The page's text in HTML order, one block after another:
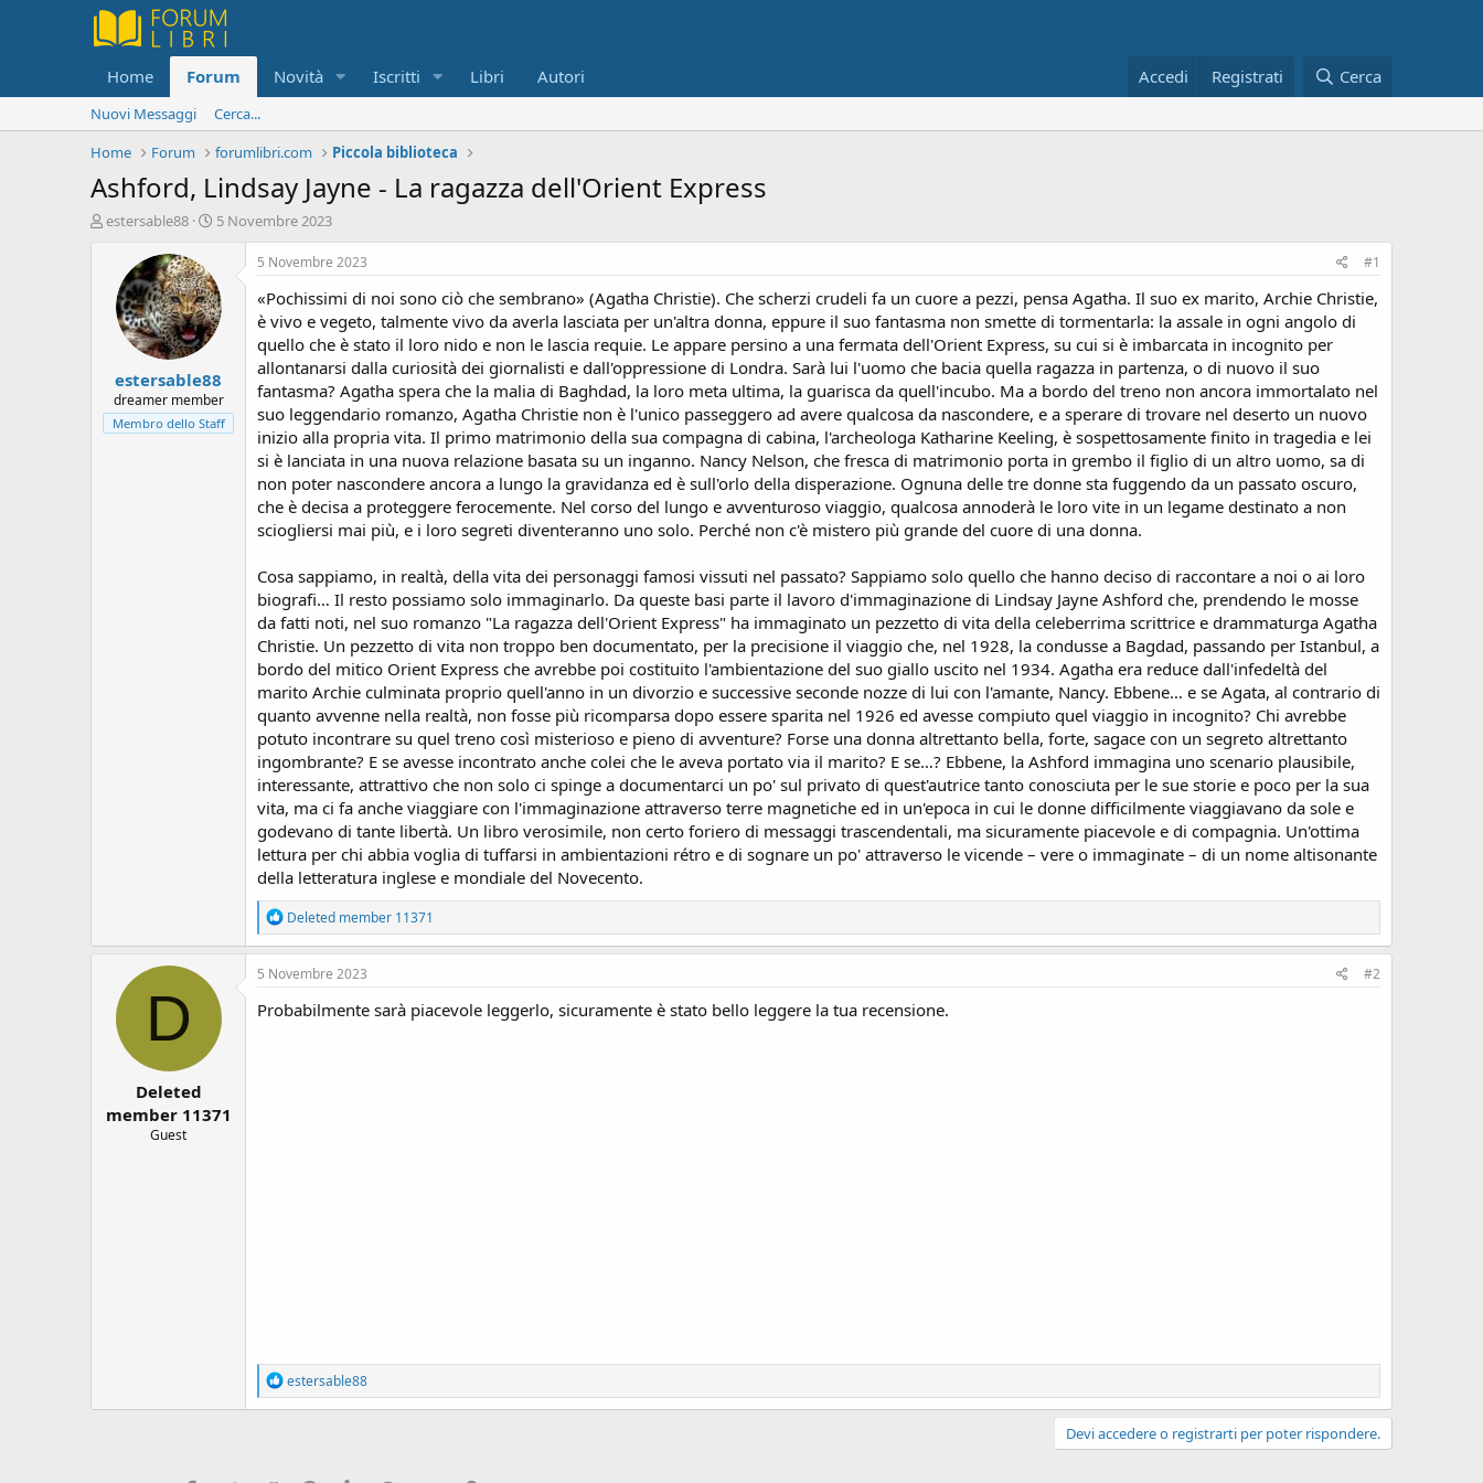
Home Forum Novità Iscritti Libri Autori Accedi Registrati Cerca
Nuovi Messaggi
Cerca...
Home
Forum forumlibri.com Piccola biblioteca
Ashford, Lindsay Jayne - La ragazza dell'Orient Express
C
s
c
estersable88
D
a
d
i
i
z
i
o
5 Novembre 2023
estersable88
dreamer member
Membro dello Staff
5 Novembre 2023 #1
«Pochissimi di noi sono ciò che sembrano» (Agatha Christie). Che scherzi crudeli fa un cuore a pezzi, pensa Agatha. Il suo ex marito, Archie Christie,
è vivo e vegeto, talmente vivo da averla lasciata per un'altra donna, eppure il suo fantasma non smette di tormentarla: la assale in ogni angolo di
quello che è stato il loro nido e non le lascia requie. Le appare persino a una fermata dell'Orient Express, su cui si è imbarcata in incognito per
allontanarsi dalla curiosità dei giornalisti e dall'oppressione di Londra. Sarà lui l'uomo che bacia quella ragazza in partenza, o di nuovo il suo
fantasma? Agatha spera che la malia di Baghdad, la loro meta ultima, la guarisca da quell'incubo. Ma a bordo del treno non ancora immortalato nel
suo leggendario romanzo, Agatha Christie non è l'unico passeggero ad avere qualcosa da nascondere, e a sperare di trovare nel deserto un nuovo
inizio alla propria vita. Il primo matrimonio della sua compagna di cabina, l'archeologa Katharine Keeling, è sospettosamente finito in tragedia e lei
si è lanciata in una nuova relazione basata su un inganno. Nancy Nelson, che fresca di matrimonio porta in grembo il figlio di un altro uomo, sa di
non poter nascondere ancora a lungo la gravidanza ed è sull'orlo della disperazione. Ognuna delle tre donne sta fuggendo da un passato oscuro,
che è decisa a proteggere ferocemente. Nel corso del lungo e avventuroso viaggio, qualcosa annoderà le loro vite in un legame destinato a non
sciogliersi mai più, e i loro segreti diventeranno uno solo. Perché non c'è mistero più grande del cuore di una donna.
Cosa sappiamo, in realtà, della vita dei personaggi famosi vissuti nel passato? Sappiamo solo quello che hanno deciso di raccontare a noi o ai loro
biografi… Il resto possiamo solo immaginarlo. Da queste basi parte il lavoro d'immaginazione di Lindsay Jayne Ashford che, prendendo le mosse
da fatti noti, nel suo romanzo "La ragazza dell'Orient Express" ha immaginato un pezzetto di vita della celeberrima scrittrice e drammaturga Agatha
Christie. Un pezzetto di vita non troppo ben documentato, per la precisione il viaggio che, nel 1928, la condusse a Bagdad, passando per Istanbul, a
bordo del mitico Orient Express che avrebbe poi costituito l'ambientazione del suo giallo uscito nel 1934. Agatha era reduce dall'infedeltà del
marito Archie culminata proprio quell'anno in un divorzio e successive seconde nozze di lui con l'amante, Nancy. Ebbene… e se Agata, al contrario di
quanto avvenne nella realtà, non fosse più ricomparsa dopo essere sparita nel 1926 ed avesse compiuto quel viaggio in incognito? Chi avrebbe
potuto incontrare su quel treno così misterioso e pieno di avventure? Forse una donna altrettanto bella, forte, sagace con un segreto altrettanto
ingombrante? E se avesse incontrato anche colei che le aveva portato via il marito? E se…? Ebbene, la Ashford immagina uno scenario plausibile,
interessante, attrattivo che non solo ci spinge a documentarci un po' sul privato di quest'autrice tanto conosciuta per le sue storie e poco per la sua
vita, ma ci fa anche viaggiare con l'immaginazione attraverso terre magnetiche ed in un'epoca in cui le donne difficilmente viaggiavano da sole e
godevano di tante libertà. Un libro verosimile, non certo foriero di messaggi trascendentali, ma sicuramente piacevole e di compagnia. Un'ottima
lettura per chi abbia voglia di tuffarsi in ambientazioni rétro e di sognare un po' attraverso le vicende – vere o immaginate – di un nome altisonante
della letteratura inglese e mondiale del Novecento.
R
e
a
c
i
o
Deleted member 11371
D
Deleted
member 11371
Guest
5 Novembre 2023 #2
Probabilmente sarà piacevole leggerlo, sicuramente è stato bello leggere la tua recensione.
R
e
a
estersable88
Devi accedere o registrarti per poter rispondere.